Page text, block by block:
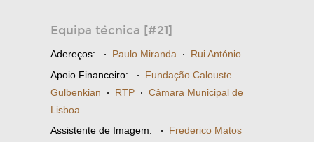
Equipa técnica [#21]
Adereços: · Paulo Miranda · Rui António
Apoio Financeiro: · Fundação Calouste
Gulbenkian · RTP · Câmara Municipal de
Lisboa
Assistente de Imagem: · Frederico Matos